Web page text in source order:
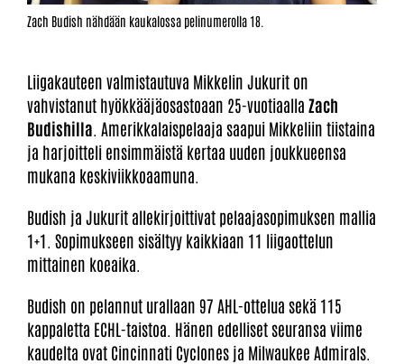
Zach Budish nähdään kaukalossa pelinumerolla 18.
Liigakauteen valmistautuva Mikkelin Jukurit on
vahvistanut hyökkääjäosastoaan 25-vuotiaalla Zach
Budishilla . Amerikkalaispelaaja saapui Mikkeliin tiistaina
ja harjoitteli ensimmäistä kertaa uuden joukkueensa
mukana keskiviikkoaamuna.
Budish ja Jukurit allekirjoittivat pelaajasopimuksen mallia
1+1. Sopimukseen sisältyy kaikkiaan 11 liigaottelun
mittainen koeaika.
Budish on pelannut urallaan 97 AHL-ottelua sekä 115
kappaletta ECHL-taistoa. Hänen edelliset seuransa viime
kaudelta ovat Cincinnati Cyclones ja Milwaukee Admirals.​